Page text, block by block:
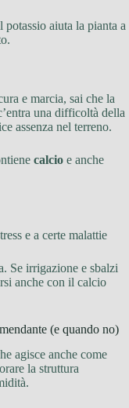
aiuta la pianta a
e marcia, sai che la
una difficoltà della
assenza nel terreno.
calcio e anche
e a certe malattie
Se irrigazione e sbalzi
anche con il calcio
(e quando no)
agisce anche come
la struttura